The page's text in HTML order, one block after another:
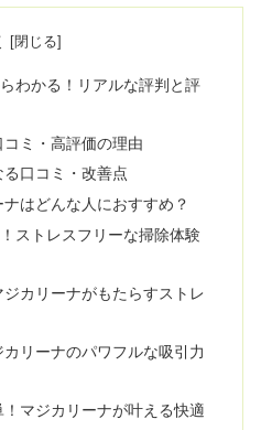
わかる！リアルな評判と評
ミ・高評価の理由
口コミ・改善点
はどんな人におすすめ？
ストレスフリーな掃除体験
カリーナがもたらすストレ
リーナのパワフルな吸引力
マジカリーナが叶える快適